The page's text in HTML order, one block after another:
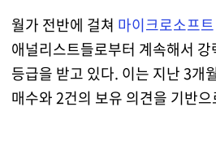
월가 전반에 걸쳐 마이크로소프
애널리스트들로부터 계속해서
등급을 받고 있다. 이는 지난 3개
매수와 2건의 보유 의견을 기반